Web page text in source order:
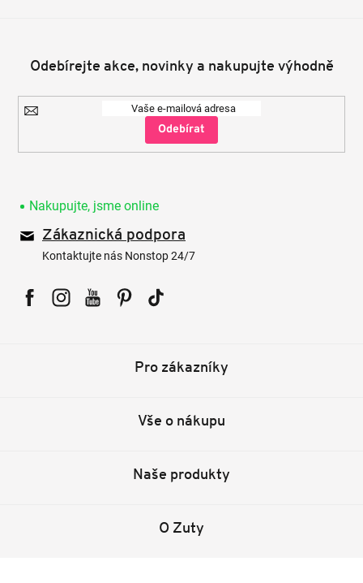
Odebírejte akce, novinky a nakupujte výhodně
se
Nakupujte, jsme online
Zákaznická podpora
Kontaktujte nás Nonstop 24/7
Pro zákazníky
Vše o nákupu
Naše produkty
O Zuty